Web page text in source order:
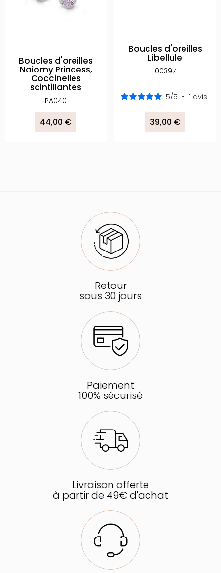
Boucles d'oreilles
Naiomy Princess,
Coccinelles
scintillantes
PA040
44,00 €
Boucles d'oreilles
Libellule
1003971
5/5 - 1 avis
39,00 €
Retour
sous 30 jours
Paiement
100% sécurisé
Livraison offerte
à partir de 49€ d'achat